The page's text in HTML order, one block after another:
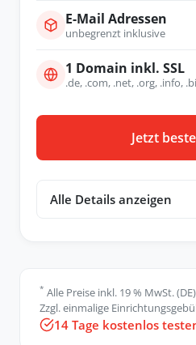
E-Mail Adressen
unbegrenzt inklusive
1 Domain inkl. SSL
.de, .com, .net, .org, .info,
Jetzt
Alle Details anzeigen
* Alle Preise inkl. 19 % MwSt.
Zzgl. einmalige
14 Tage kostenlos